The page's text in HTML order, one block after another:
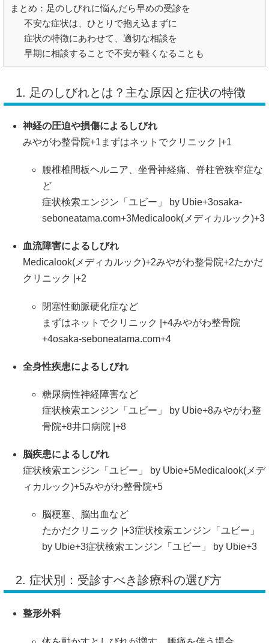
まとめ：足のしびれに悩んだら早めの受診を
不安な症状は、ひとりで抱え込まずに
症状の特徴にあわせて、適切な相談を
早期に相談することで不安が軽くなることも
1. 足のしびれとは？主な原因と症状の特徴
神経の圧迫や損傷によるしびれ
みやがわ整骨院+1 まずはネットでクリニック | +1
腰椎椎間板ヘルニア、坐骨神経痛、脊柱管狭窄症な
ど
症状検索エンジン「ユビー」 by Ubie+3osaka-
seboneatama.com+3Medicalook(メディカルック)+3
血流障害によるしびれ
Medicalook(メディカルック)+2みやがわ整骨院+2たかだ
クリニック | +2
閉塞性動脈硬化症など
まずはネットでクリニック | +4みやがわ整骨院
+4osaka-seboneatama.com+4
全身性疾患によるしびれ
糖尿病性神経障害など
症状検索エンジン「ユビー」 by Ubie+8みやがわ整
骨院+8井口病院 | +8
脳疾患によるしびれ
症状検索エンジン「ユビー」 by Ubie+5Medicalook(メデ
ィカルック)+5みやがわ整骨院+5
脳梗塞、脳出血など
たかだクリニック | +3症状検索エンジン「ユビー」
by Ubie+3症状検索エンジン「ユビー」 by Ubie+3
2. 症状別：受診すべき診療科の選び方
整形外科